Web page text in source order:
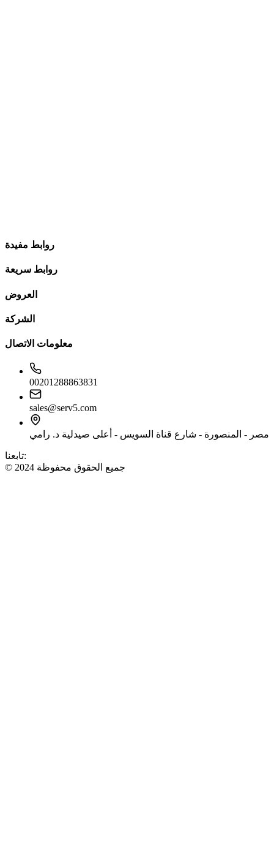
روابط مفيدة
روابط سريعة
العروض
الشركة
معلومات الاتصال
00201288863831
sales@serv5.com
مصر - المنصورة - شارع قناة السويس - أعلى صيدلية د. رامي
تابعنا:
© 2024 جميع الحقوق محفوظة